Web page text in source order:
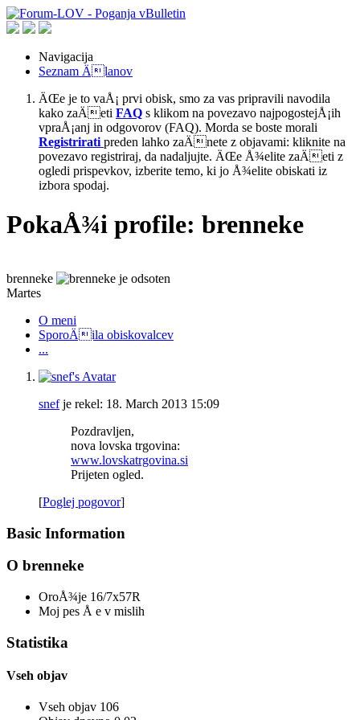
Navigacija
Seznam Älanov
ÄŒe je to vaÅ¡ prvi obisk, smo za vas pripravili navodila
kako zaÄeti FAQ s klikom na povezavo najpogostejÅ¡ih
vpraÅ¡anj in odgovorov (FAQ). Morda se boste morali
Registrirati preden lahko zaÄnete z objavami: kliknite na
povezavo registriraj, da nadaljujte. ÄŒe Å¾elite zaÄeti z
ogledi prispevkov, izberite temo, ki jo Å¾elite obiskati iz
izbora spodaj.
PokaÅ¾i profile: brenneke
brenneke
Martes
O meni
SporoÄila obiskovalcev
...
snefje rekel: 18. March 2013 15:09
Pozdravljen,
nova lovska trgovina:
www.lovskatrgovina.si
Prijeten ogled.
[Poglej pogovor]
Basic Information
O brenneke
OroÅ¾je 16/7x57R
Moj pes Å e v mislih
Statistika
Vseh objav
Vseh objav 106